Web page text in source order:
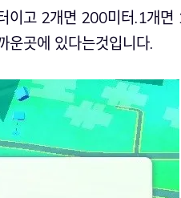
이고 2개면 200미터.1개면
운곳에 있다는것입니다.